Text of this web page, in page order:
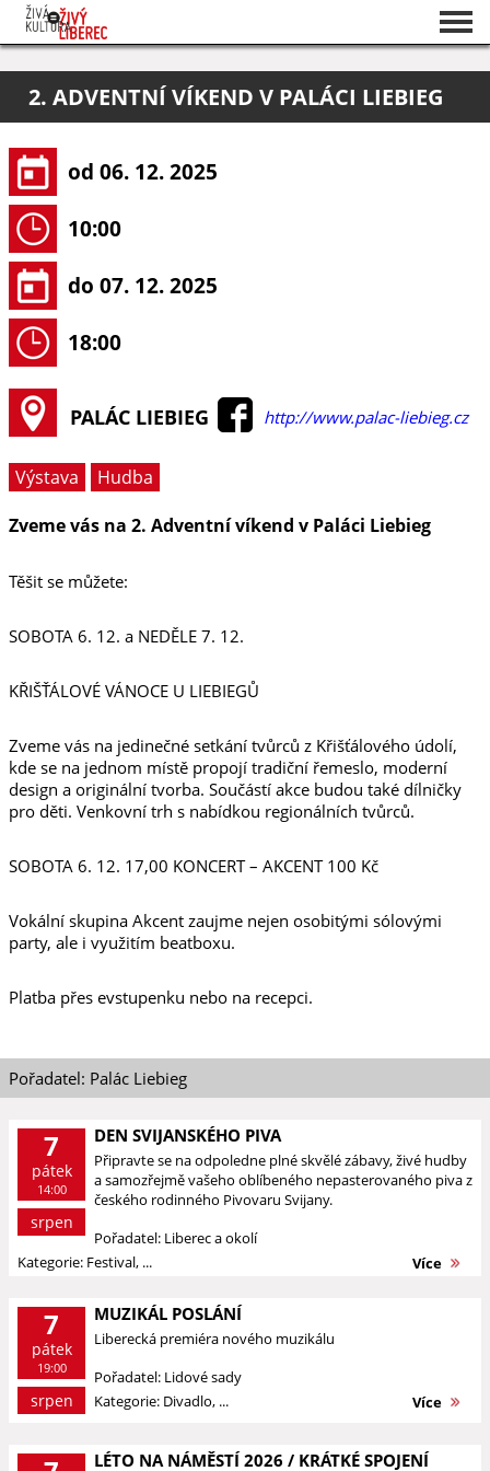
O projektu
Pořadatelé
2. ADVENTNÍ VÍKEND V PALÁCI LIEBIEG
od 06. 12. 2025
10:00
do 07. 12. 2025
18:00
PALÁC LIEBIEG http://www.palac-liebieg.cz
Výstava
Hudba
Zveme vás na 2. Adventní víkend v Paláci Liebieg
Těšit se můžete:
SOBOTA 6. 12. a NEDĚLE 7. 12.
KŘIŠŤÁLOVÉ VÁNOCE U LIEBIEGŮ
Zveme vás na jedinečné setkání tvůrců z Křišťálového údolí,
kde se na jednom místě propojí tradiční řemeslo, moderní
design a originální tvorba. Součástí akce budou také dílničky
pro děti. Venkovní trh s nabídkou regionálních tvůrců.
SOBOTA 6. 12. 17,00 KONCERT – AKCENT 100 Kč
Vokální skupina Akcent zaujme nejen osobitými sólovými
party, ale i využitím beatboxu.
Platba přes evstupenku nebo na recepci.
Pořadatel: Palác Liebieg
7
pátek
14:00
srpen
DEN SVIJANSKÉHO PIVA
Připravte se na odpoledne plné skvělé zábavy, živé hudby
a samozřejmě vašeho oblíbeného nepasterovaného piva z
českého rodinného Pivovaru Svijany.
Pořadatel: Liberec a okolí
Kategorie: Festival, ...
Více
7
pátek
19:00
srpen
MUZIKÁL POSLÁNÍ
Liberecká premiéra nového muzikálu
Pořadatel: Lidové sady
Kategorie: Divadlo, ...
Více
LÉTO NA NÁMĚSTÍ 2026 / KRÁTKÉ SPOJENÍ